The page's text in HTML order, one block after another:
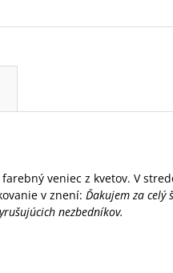
veniec z kvetov. V
v znení: Ďakujem za celý
nezbedníkov.